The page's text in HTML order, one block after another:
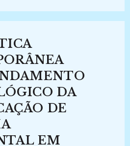
DA
DE
EM